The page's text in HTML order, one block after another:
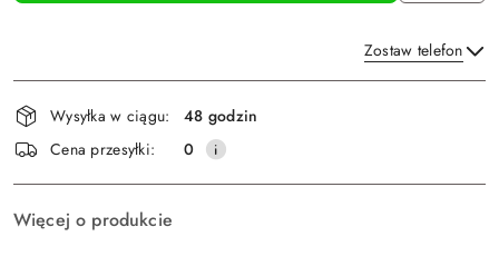
Zostaw telefon
Wyślij
Dostępność
i
dostawa
Wysyłka w ciągu:
48 godzin
Cena przesyłki:
0
Więcej o produkcie